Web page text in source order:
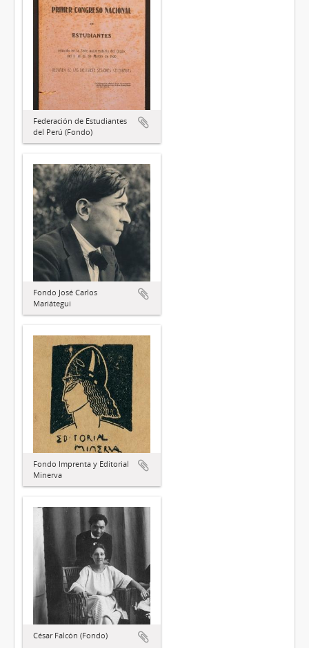
Federación de Estudiantes
del Perú (Fondo)
Fondo José Carlos
Mariátegui
Fondo Imprenta y Editorial
Minerva
César Falcón (Fondo)